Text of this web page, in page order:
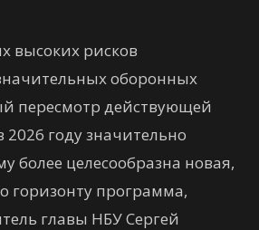
высоких рисков
оборонных
пересмотр действующей
году значительно
более целесообразна новая,
горизонту программа,
главы НБУ Сергей